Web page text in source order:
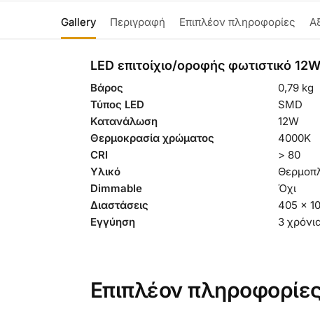
Gallery Περιγραφή Επιπλέον πληροφορίες
LED επιτοίχιο/οροφής φωτιστικό
Βάρος 0,79 kg
Τύπος LED
SMD
Κατανάλωση
12W
Θερμοκρασία χρώματος
4000K
CRI
> 80
Υλικό
Dimmable
Όχι
Διαστάσεις
405 x
Εγγύηση
3
Επιπλέον